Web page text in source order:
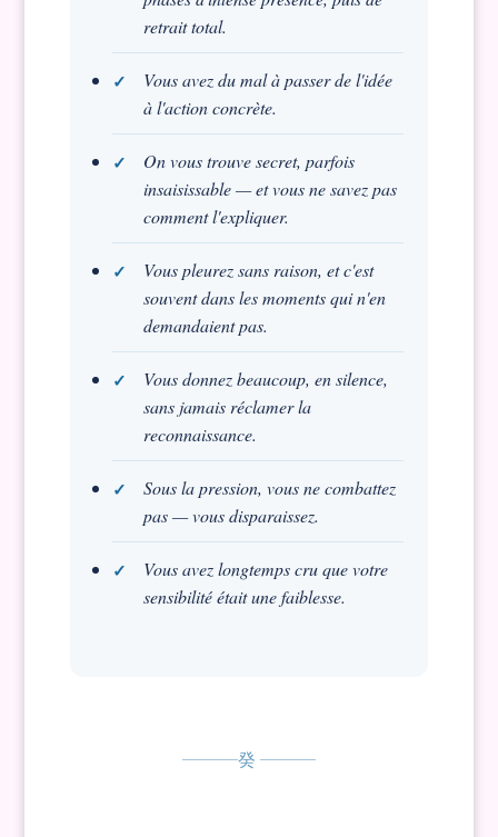
retrait total.
Vous avez du mal à passer de l'idée
à l'action concrète.
On vous trouve secret, parfois
insaisissable — et vous ne savez pas
comment l'expliquer.
Vous pleurez sans raison, et c'est
souvent dans les moments qui n'en
demandaient pas.
Vous donnez beaucoup, en silence,
sans jamais réclamer la
reconnaissance.
Sous la pression, vous ne combattez
pas — vous disparaissez.
Vous avez longtemps cru que votre
sensibilité était une faiblesse.
癸